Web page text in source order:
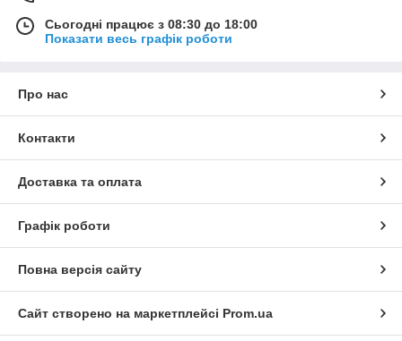
Сьогодні працює з 08:30 до 18:00
Показати весь графік роботи
Про нас
Контакти
Доставка та оплата
Графік роботи
Повна версія сайту
Сайт створено на маркетплейсі Prom.ua